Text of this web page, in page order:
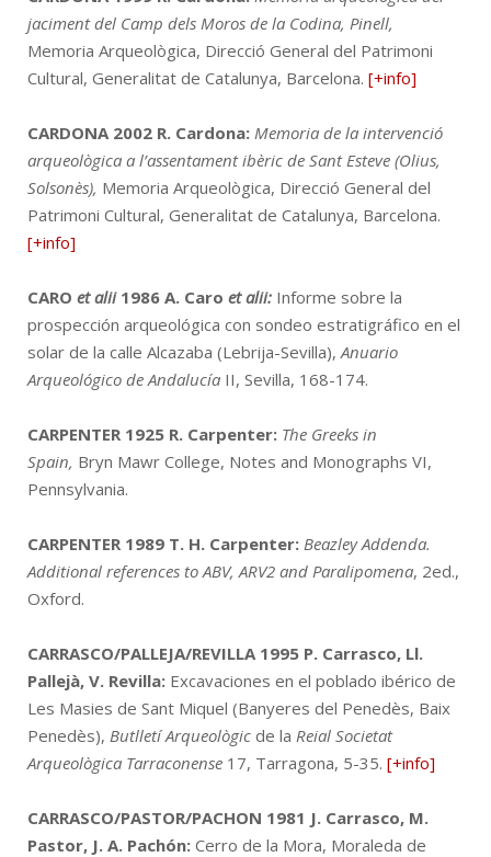
jaciment del Camp dels Moros de la Codina, Pinell,
Memoria Arqueològica, Direcció General del Patrimoni
Cultural, Generalitat de Catalunya, Barcelona. [+info]
CARDONA 2002 R. Cardona: Memoria de la intervenció
arqueològica a l’assentament ibèric de Sant Esteve (Olius,
Solsonès), Memoria Arqueològica, Direcció General del
Patrimoni Cultural, Generalitat de Catalunya, Barcelona.
[+info]
CARO et alii1986 A. Caro et alii: Informe sobre la
prospección arqueológica con sondeo estratigráfico en el
solar de la calle Alcazaba (Lebrija-Sevilla), Anuario
Arqueológico de Andalucía II, Sevilla, 168-174.
CARPENTER 1925 R. Carpenter: The Greeks in
Spain, Bryn Mawr College, Notes and Monographs VI,
Pennsylvania.
CARPENTER 1989 T. H. Carpenter: Beazley Addenda.
Additional references to ABV, ARV2 and Paralipomena, 2ed.,
Oxford.
CARRASCO/PALLEJA/REVILLA 1995 P. Carrasco, Ll.
Pallejà, V. Revilla: Excavaciones en el poblado ibérico de
Les Masies de Sant Miquel (Banyeres del Penedès, Baix
Penedès), Butlletí Arqueològic de la Reial Societat
Arqueològica Tarraconense 17, Tarragona, 5-35. [+info]
CARRASCO/PASTOR/PACHON 1981 J. Carrasco, M.
Pastor, J. A. Pachón: Cerro de la Mora, Moraleda de